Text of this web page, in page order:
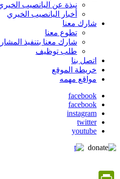
نبذة عن اليانصيب
أخبار اليانصيب الخيري
شارك معنا
تطوع معنا
شارك معنا بتنفيذ
طلب توظيف
اتصل بنا
خريطة الموقع
مواقع مهمه
social
media
facebook
facebook
instagram
twitter
youtube